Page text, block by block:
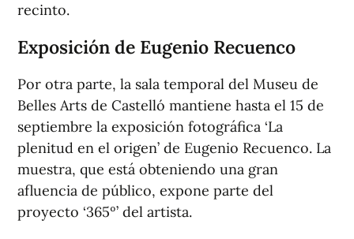
recinto.
Exposición de Eugenio Recuenco
Por otra parte, la sala temporal del Museu de
Belles Arts de Castelló mantiene hasta el 15 de
septiembre la exposición fotográfica ‘La
plenitud en el origen’ de Eugenio Recuenco. La
muestra, que está obteniendo una gran
afluencia de público, expone parte del
proyecto ‘365º’ del artista.